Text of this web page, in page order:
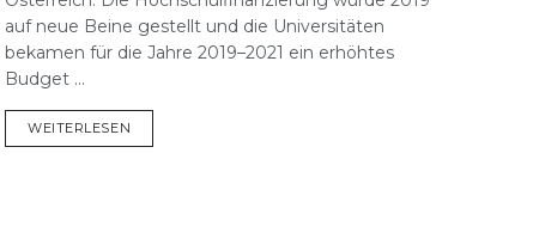
auf neue Beine gestellt und die Universitäten
bekamen für die Jahre 2019–2021 ein erhöhtes
Budget ...
WEITERLESEN